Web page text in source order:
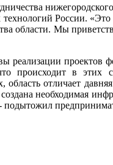
технологий России.
области. Мы
реализации
происходит в
отличает
необходимая
подытожил